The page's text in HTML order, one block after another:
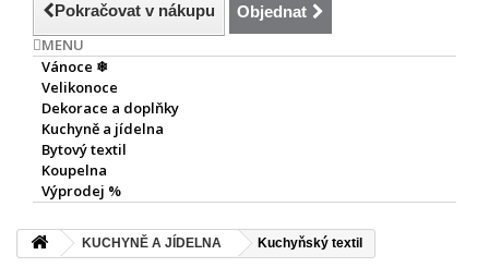
Pokračovat v nákupu Objednat
MENU
Vánoce ❄
Velikonoce
Dekorace a doplňky
Kuchyně a jídelna
Bytový textil
Koupelna
Výprodej %
KUCHYNĚ A JÍDELNA Kuchyňský textil